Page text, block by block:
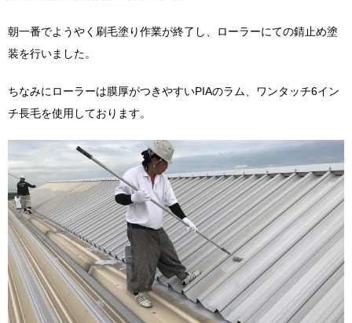
朝一番でようやく刷毛塗り作業が終了し、ローラーにての錆止め塗
装を行いました。
ちなみにローラーは膜厚がつきやすいPIAのラム、ワンタッチ6イン
チ長毛を使用しております。